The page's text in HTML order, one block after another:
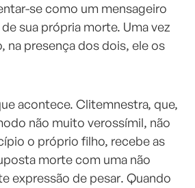
se como um mensageiro
sua própria morte. Uma vez
na presença dos dois, ele os
acontece. Clitemnestra, que,
não muito verossímil, não
o próprio filho, recebe as
morte com uma não
expressão de pesar. Quando